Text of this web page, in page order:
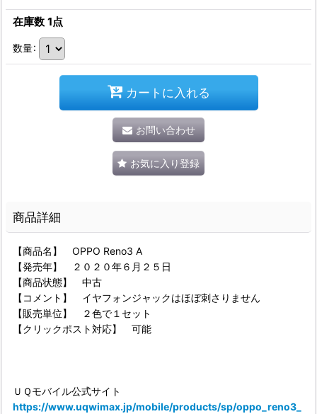
在庫数 1点
数量:
カートに入れる
お問い合わせ
お気に入り登録
商品詳細
【商品名】 OPPO Reno3 A
【発売年】 ２０２０年６月２５日
【商品状態】 中古
【コメント】 イヤフォンジャックはほぼ刺さりません
【販売単位】 ２色で１セット
【クリックポスト対応】 可能
ＵＱモバイル公式サイト
https://www.uqwimax.jp/mobile/products/sp/oppo_reno3_